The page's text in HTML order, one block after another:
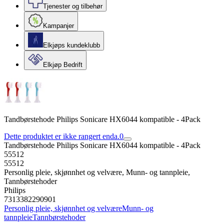
Tjenester og tilbehør
Kampanjer
Elkjøps kundeklubb
Elkjøp Bedrift
Tandbørstehode Philips Sonicare HX6044 kompatible - 4Pack
Dette produktet er ikke rangert enda.0
Tandbørstehode Philips Sonicare HX6044 kompatible - 4Pack
55512
55512
Personlig pleie, skjønnhet og velvære, Munn- og tannpleie,
Tannbørstehoder
Philips
7313382290901
Personlig pleie, skjønnhet og velværeMunn- og
tannpleieTannbørstehoder